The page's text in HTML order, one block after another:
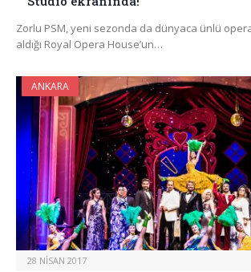
Zorlu PSM, yeni sezonda da dünyaca ünlü
aldığı Royal Opera House’un…
ANKARA
28 NISAN 2017